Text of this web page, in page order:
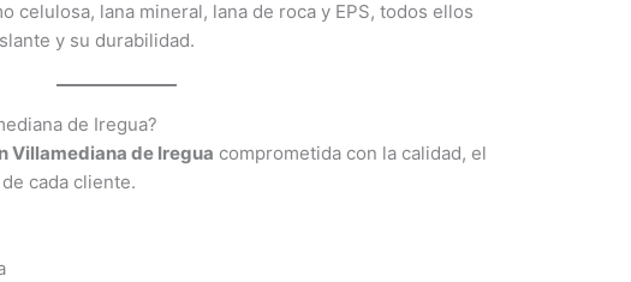
celulosa, lana mineral, lana de roca y EPS, todos ellos
y su durabilidad.
de Iregua?
Villamediana de Iregua comprometida con la calidad, el
cada cliente.